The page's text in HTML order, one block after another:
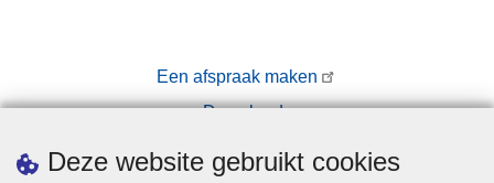
Deze website gebruikt cookies
Een afspraak maken
Downloads